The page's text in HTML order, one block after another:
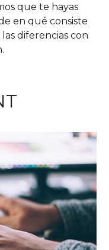
que te hayas
en qué consiste
diferencias con